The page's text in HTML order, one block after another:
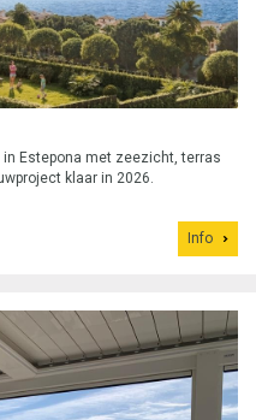
Estepona met zeezicht, terras
klaar in 2026.
Info